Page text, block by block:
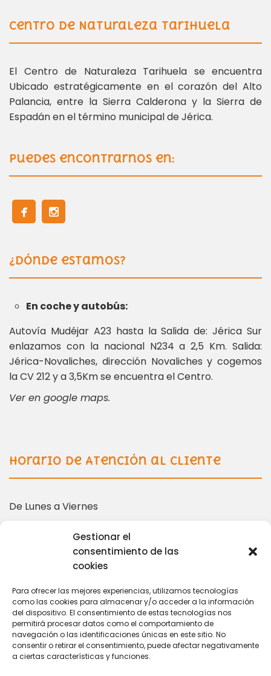
Gestionar el
consentimiento de las
cookies
Para ofrecer las mejores experiencias, utilizamos tecnologías
como las cookies para almacenar y/o acceder a la información
del dispositivo. El consentimiento de estas tecnologías nos
permitirá procesar datos como el comportamiento de
navegación o las identificaciones únicas en este sitio. No
consentir o retirar el consentimiento, puede afectar negativamente
a ciertas características y funciones.
Centro de Naturaleza Tarihuela
El Centro de Naturaleza Tarihuela se encuentra
Ubicado estratégicamente en el corazón del Alto
Palancia, entre la Sierra Calderona y la Sierra de
Espadán en el término municipal de Jérica.
Puedes encontrarnos en:
¿Dónde estamos?
En coche y autobús:
Autovía Mudéjar A23 hasta la Salida de: Jérica Sur
enlazamos con la nacional N234 a 2,5 Km. Salida:
Jérica-Novaliches, dirección Novaliches y cogemos
la CV 212 y a 3,5Km se encuentra el Centro.
Ver en google maps.
Horario de Atención al Cliente
De Lunes a Viernes
Más información en:
coordinacion@tarihuela.com
671 509 522